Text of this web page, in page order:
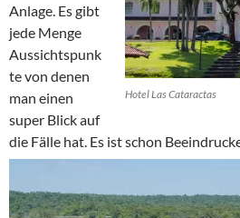
Hotel Las Cataractas
Anlage. Es gibt
jede Menge
Aussichtspunk
te von denen
man einen
super Blick auf
die Fälle hat. Es ist schon